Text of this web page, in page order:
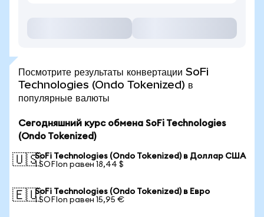
Посмотрите результаты конвертации SoFi
Technologies (Ondo Tokenized) в
популярные валюты
Сегодняшний курс обмена SoFi Technologies
(Ondo Tokenized)
🇺🇸SoFi Technologies (Ondo Tokenized) в Доллар США
1 SOFIon равен 18,44 $
🇪🇺SoFi Technologies (Ondo Tokenized) в Евро
1 SOFIon равен 15,95 €